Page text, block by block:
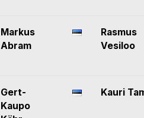
Markus
Abram
Rasmus
Vesiloo
Gert-
Kaupo
Kauri